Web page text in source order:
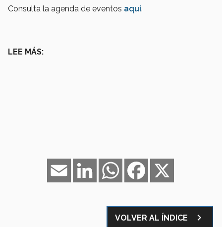
Consulta la agenda de eventos aquí.
LEE MÁS:
Facebook
WhatsApp
LinkedIn
Email
VOLVER AL ÍNDICE navigate_next